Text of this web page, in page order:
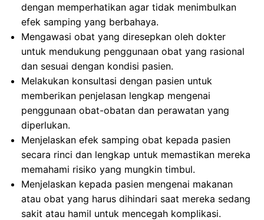
dengan memperhatikan agar tidak menimbulkan
efek samping yang berbahaya.
Mengawasi obat yang diresepkan oleh dokter
untuk mendukung penggunaan obat yang rasional
dan sesuai dengan kondisi pasien.
Melakukan konsultasi dengan pasien untuk
memberikan penjelasan lengkap mengenai
penggunaan obat-obatan dan perawatan yang
diperlukan.
Menjelaskan efek samping obat kepada pasien
secara rinci dan lengkap untuk memastikan mereka
memahami risiko yang mungkin timbul.
Menjelaskan kepada pasien mengenai makanan
atau obat yang harus dihindari saat mereka sedang
sakit atau hamil untuk mencegah komplikasi.